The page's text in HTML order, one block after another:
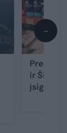
ir
įsigyti
→